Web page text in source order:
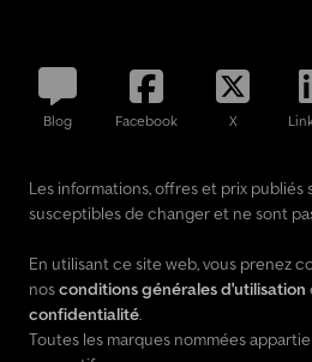
Blog Facebook X
Les informations, offres et prix publiés
susceptibles de changer et ne sont
En utilisant ce site web, vous prenez
nosconditions générales d'utilisation
confidentialité.
Toutes les marques nommées